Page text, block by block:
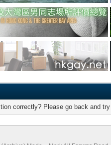
correctly? Please go back and try